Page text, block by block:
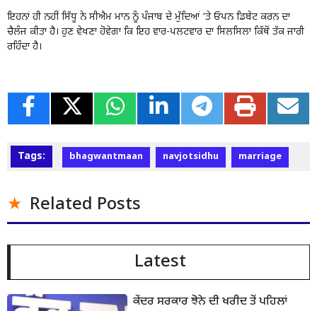
ਇਹਨਾਂ ਹੀ ਨਹੀਂ ਸਿੱਧੂ ਨੇ ਸੀਐਮ ਮਾਨ ਨੂੰ ਪੰਜਾਬ ਦੇ ਮੁੱਦਿਆਂ ‘ਤੇ ਓਪਨ ਡਿਬੇਟ ਕਰਨ ਦਾ
ਚੈਲੰਜ ਕੀਤਾ ਹੈ। ਹੁਣ ਵੇਖਣਾ ਹੋਵੇਗਾ ਕਿ ਇਹ ਵਾਰ-ਪਲਟਵਾਰ ਦਾ ਸਿਲਸਿਲਾ ਕਿੱਥੋਂ ਤੱਕ ਜਾਰੀ
ਰਹਿੰਦਾ ਹੈ।
Tags: bhagwantmaan navjotsidhu marriage
Related Posts
Latest
ਕੇਂਦਰ ਸਰਕਾਰ ਝੋਨੇ ਦੀ ਖਰੀਦ ਤੋਂ ਪਹਿਲਾਂ